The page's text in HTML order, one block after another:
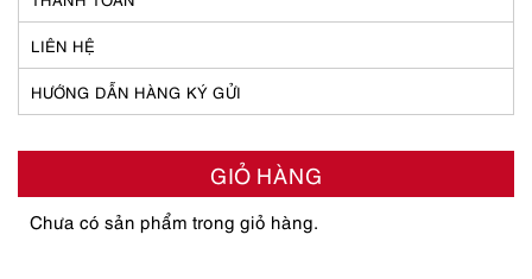
LIÊN HỆ
HƯỚNG DẪN HÀNG KÝ GỬI
GIỎ HÀNG
Chưa có sản phẩm trong giỏ hàng.